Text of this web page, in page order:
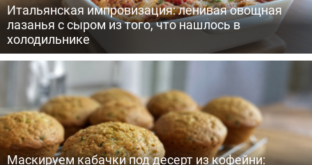
Итальянская импровизация: ленивая овощная
лазанья с сыром из того, что нашлось в
холодильнике
Маскируем кабачки под десерт из кофейни: